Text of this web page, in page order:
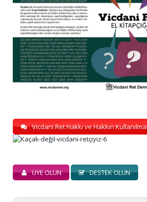
Vicdani Ret Hakkı ve Hakkın
ÜYE OLUN DESTEK OLUN